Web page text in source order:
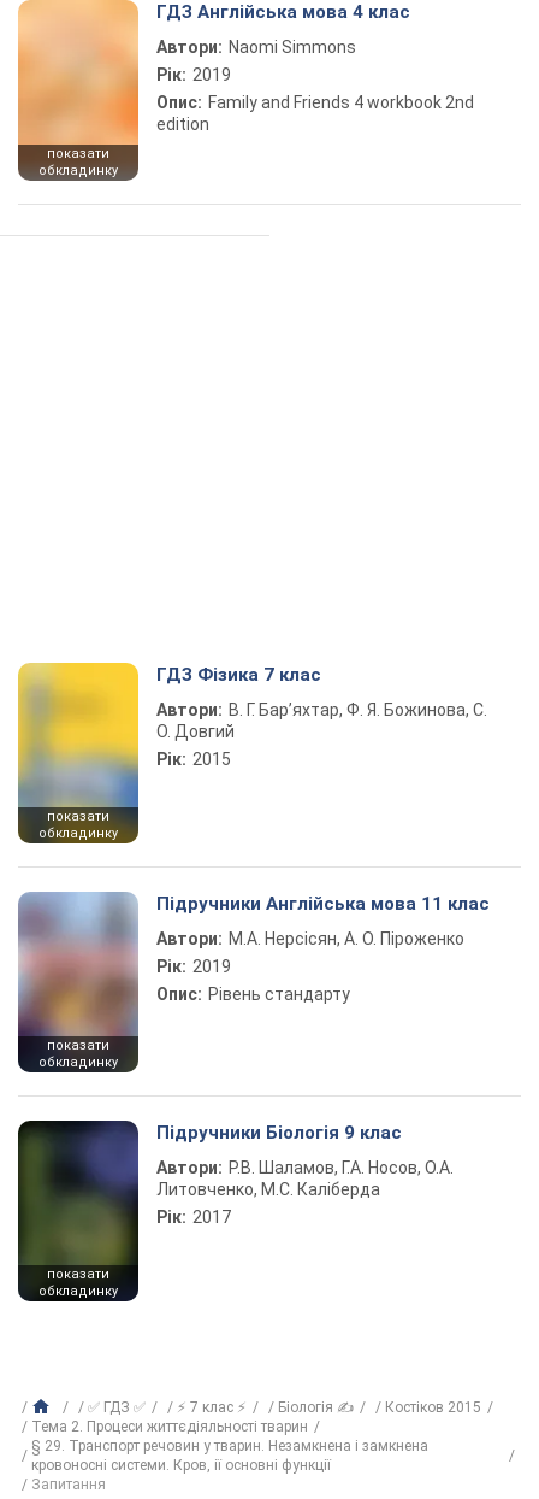
показати
обкладинку
ГДЗ Англійська мова 4 клас
Автори: Naomi Simmons
Рік: 2019
Опис: Family and Friends 4 workbook 2nd
edition
показати
обкладинку
ГДЗ Фізика 7 клас
Автори: В. Г. Бар’яхтар, Ф. Я. Божинова, С.
О. Довгий
Рік: 2015
показати
обкладинку
Підручники Англійська мова 11 клас
Автори: М.А. Нерсісян, А. О. Піроженко
Рік: 2019
Опис: Рівень стандарту
показати
обкладинку
Підручники Біологія 9 клас
Автори: Р.В. Шаламов, Г.А. Носов, О.А.
Литовченко, М.С. Каліберда
Рік: 2017
✅ ГДЗ ✅ ⚡ 7 клас ⚡ Біологія ✍
Костіков 2015
Тема 2. Процеси життєдіяльності тварин
§ 29. Транспорт речовин у тварин. Незамкнена і замкнена
кровоносні системи. Кров, ії основні функції
Запитання